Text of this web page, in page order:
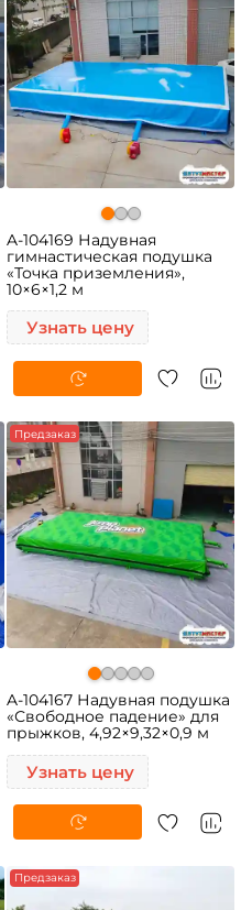
A-104169 Надувная
гимнастическая подушка
«Точка приземления»,
10×6×1,2 м
Узнать цену
Предзаказ
A-104167 Надувная подушка
«Свободное падение» для
прыжков, 4,92×9,32×0,9 м
Узнать цену
Предзаказ